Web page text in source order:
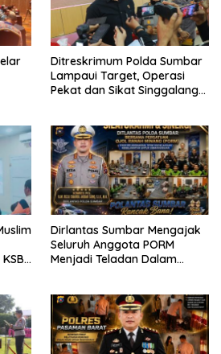
Ditreskrimum Polda Sumbar
Lampaui Target, Operasi
Pekat dan Sikat Singgalang
Dirlantas Sumbar Mengajak
Seluruh Anggota PORM
Menjadi Teladan Dalam
Perlengkapan Keselamatan
Berkendara